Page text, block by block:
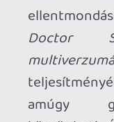
Ebben a
megférnek a nem
poénok és a
valamint a
meghatározó
megpróbálják a
játékba,